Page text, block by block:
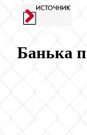
Банька